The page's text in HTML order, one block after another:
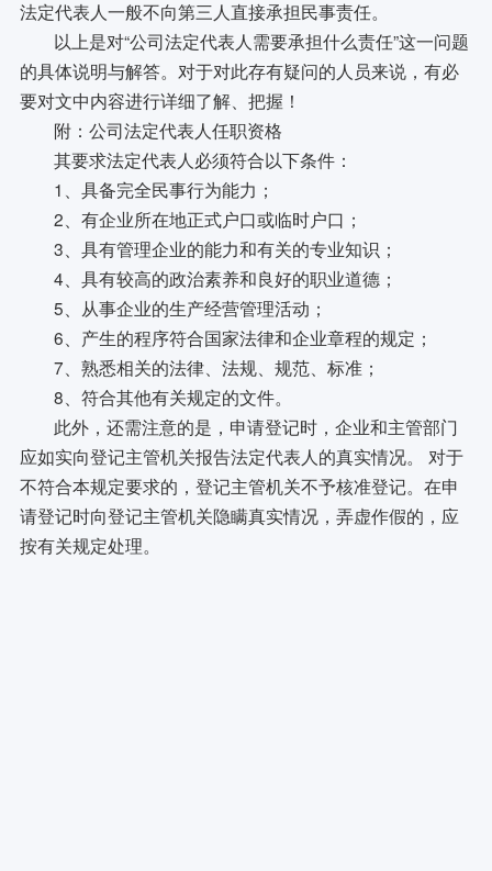
法定代表人一般不向第三人直接承担民事责任。
以上是对“公司法定代表人需要承担什么责任”这一问题
的具体说明与解答。对于对此存有疑问的人员来说，有必
要对文中内容进行详细了解、把握！
附：公司法定代表人任职资格
其要求法定代表人必须符合以下条件：
1、具备完全民事行为能力；
2、有企业所在地正式户口或临时户口；
3、具有管理企业的能力和有关的专业知识；
4、具有较高的政治素养和良好的职业道德；
5、从事企业的生产经营管理活动；
6、产生的程序符合国家法律和企业章程的规定；
7、熟悉相关的法律、法规、规范、标准；
8、符合其他有关规定的文件。
此外，还需注意的是，申请登记时，企业和主管部门
应如实向登记主管机关报告法定代表人的真实情况。 对于
不符合本规定要求的，登记主管机关不予核准登记。在申
请登记时向登记主管机关隐瞒真实情况，弄虚作假的，应
按有关规定处理。